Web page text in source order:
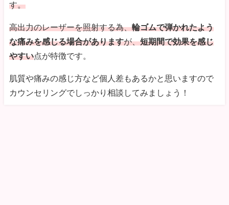
す。
高出力のレーザーを照射する為、輪ゴムで弾かれたよう
な痛みを感じる場合がありますが、短期間で効果を感じ
やすい点が特徴です。
肌質や痛みの感じ方など個人差もあるかと思いますので
カウンセリングでしっかり相談してみましょう！